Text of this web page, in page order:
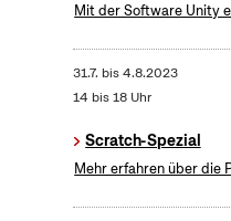
Mit der Software Unity
31.7. bis4.8.2023
14 bis 18 Uhr
Scratch-Spezial
Mehr erfahren über die